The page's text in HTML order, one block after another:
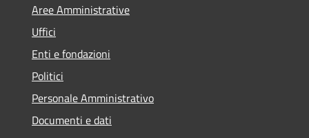
Aree Amministrative
Uffici
Enti e fondazioni
Politici
Personale Amministrativo
Documenti e dati